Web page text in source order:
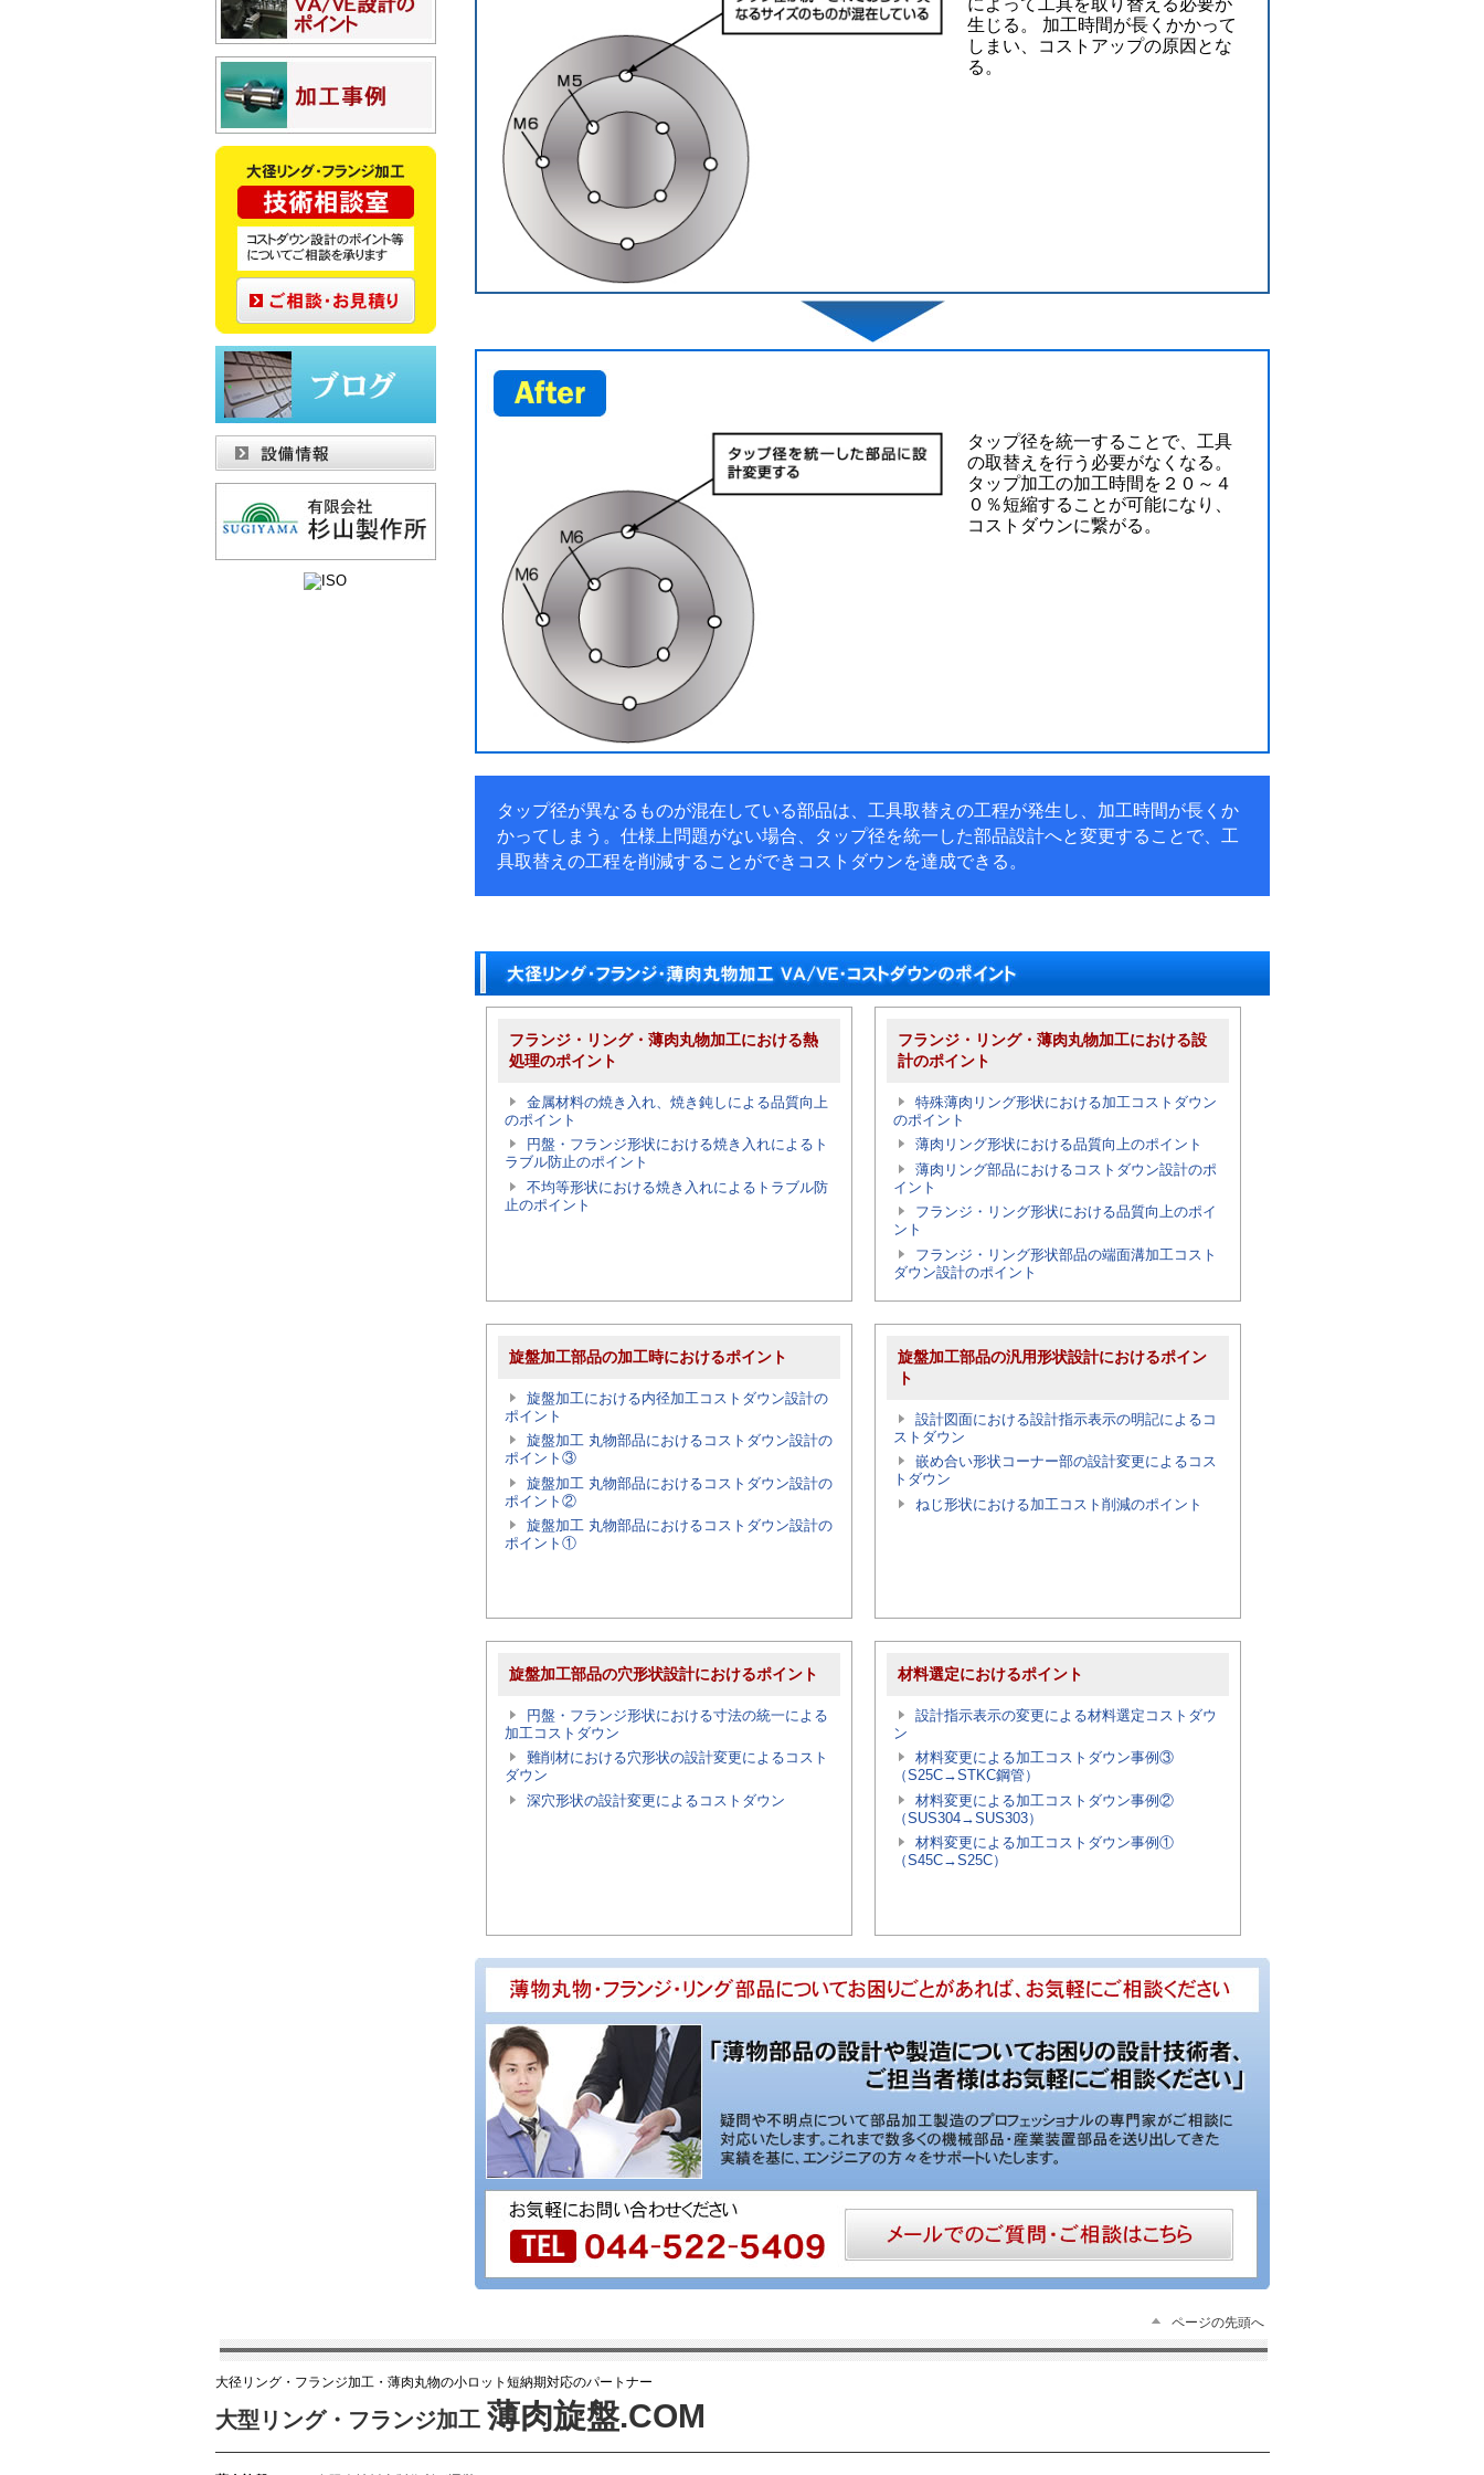
生じる。 加工時間が長くかかって
しまい、コストアップの原因とな
る。
タップ径を統一することで、工具
の取替えを行う必要がなくなる。
タップ加工の加工時間を２０～４
０％短縮することが可能になり、
コストダウンに繋がる。
タップ径が異なるものが混在している部品は、工具取替えの工程が発生し、加工時間が長くか
かってしまう。仕様上問題がない場合、タップ径を統一した部品設計へと変更することで、工
具取替えの工程を削減することができコストダウンを達成できる。
フランジ・リング・薄肉丸物加工における熱
処理のポイント
金属材料の焼き入れ、焼き鈍しによる品質向上
のポイント
円盤・フランジ形状における焼き入れによるト
ラブル防止のポイント
不均等形状における焼き入れによるトラブル防
止のポイント
フランジ・リング・薄肉丸物加工における設
計のポイント
特殊薄肉リング形状における加工コストダウン
のポイント
薄肉リング形状における品質向上のポイント
薄肉リング部品におけるコストダウン設計のポ
イント
フランジ・リング形状における品質向上のポイ
ント
フランジ・リング形状部品の端面溝加工コスト
ダウン設計のポイント
旋盤加工部品の加工時におけるポイント
旋盤加工における内径加工コストダウン設計の
ポイント
旋盤加工 丸物部品におけるコストダウン設計の
ポイント③
旋盤加工 丸物部品におけるコストダウン設計の
ポイント②
旋盤加工 丸物部品におけるコストダウン設計の
ポイント①
旋盤加工部品の汎用形状設計におけるポイン
ト
設計図面における設計指示表示の明記によるコ
ストダウン
嵌め合い形状コーナー部の設計変更によるコス
トダウン
ねじ形状における加工コスト削減のポイント
旋盤加工部品の穴形状設計におけるポイント
円盤・フランジ形状における寸法の統一による
加工コストダウン
難削材における穴形状の設計変更によるコスト
ダウン
深穴形状の設計変更によるコストダウン
材料選定におけるポイント
設計指示表示の変更による材料選定コストダウ
ン
材料変更による加工コストダウン事例③
（S25C→STKC鋼管）
材料変更による加工コストダウン事例②
（SUS304→SUS303）
材料変更による加工コストダウン事例①
（S45C→S25C）
ページの先頭へ
大径リング・フランジ加工・薄肉丸物の小ロット短納期対応のパートナー
大型リング・フランジ加工 薄肉旋盤.COM